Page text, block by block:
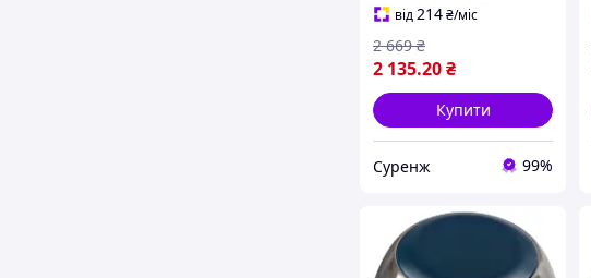
нержавіюча сталь, для
напоїв
від 214₴/міс
2 135.20₴
2 669 ₴
Купити
Суренж 99%